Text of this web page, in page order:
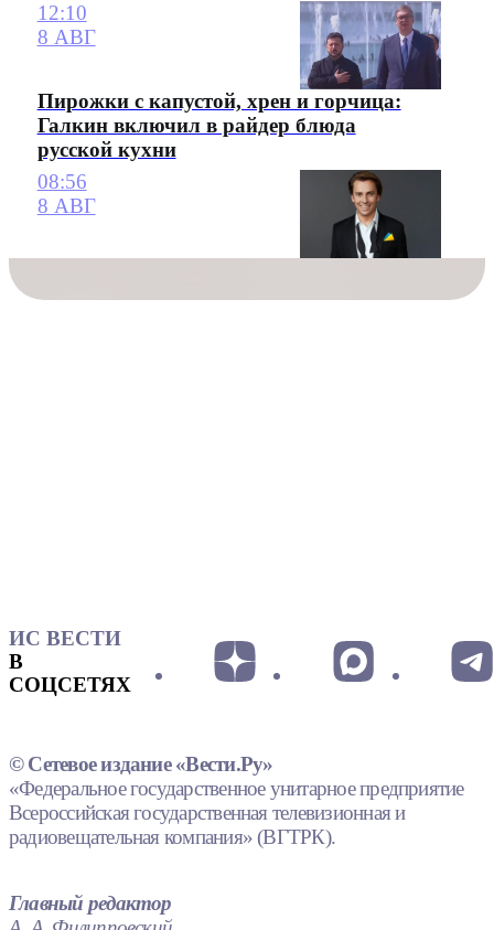
12:10
8 АВГ
Пирожки с капустой, хрен и горчица:
Галкин включил в райдер блюда
русской кухни
08:56
8 АВГ
ИС ВЕСТИ
В
СОЦСЕТЯХ
© Сетевое издание «Вести.Ру»
«Федеральное государственное унитарное предприятие
Всероссийская государственная телевизионная и
радиовещательная компания» (ВГТРК).
Главный редактор